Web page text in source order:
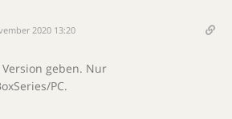
2020 13:20
geben. Nur
PC.